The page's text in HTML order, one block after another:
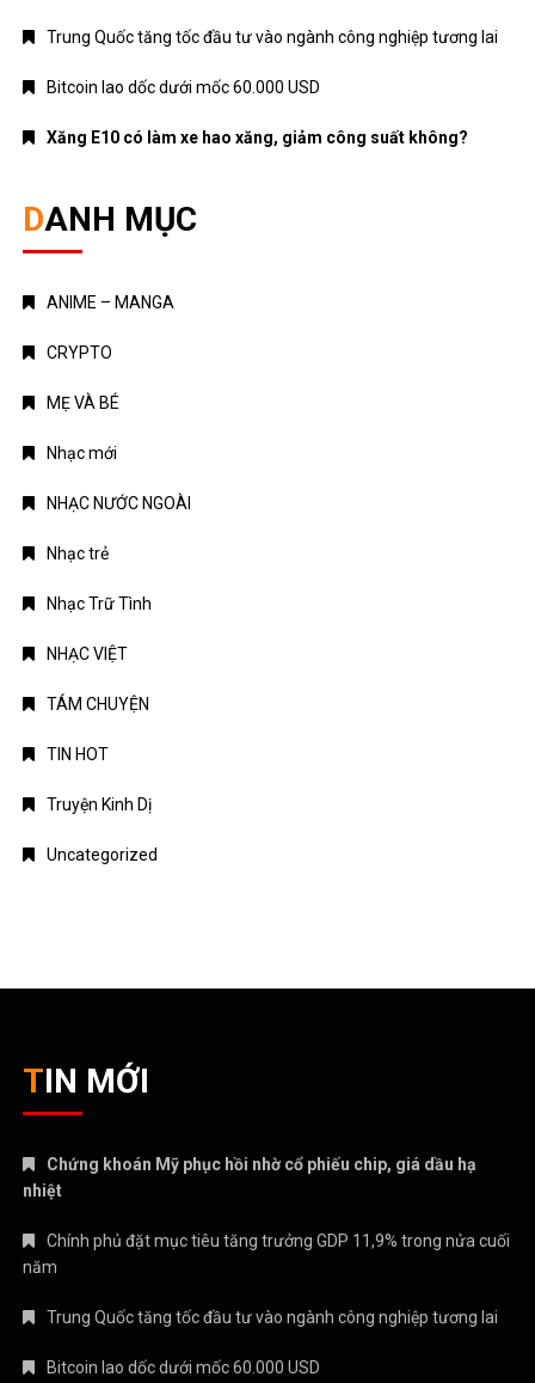
Trung Quốc tăng tốc đầu tư vào ngành công nghiệp tương lai
Bitcoin lao dốc dưới mốc 60.000 USD
Xăng E10 có làm xe hao xăng, giảm công suất không?
DANH MỤC
ANIME – MANGA
CRYPTO
MẸ VÀ BÉ
Nhạc mới
NHẠC NƯỚC NGOÀI
Nhạc trẻ
Nhạc Trữ Tình
NHẠC VIỆT
TÁM CHUYỆN
TIN HOT
Truyện Kinh Dị
Uncategorized
TIN MỚI
Chứng khoán Mỹ phục hồi nhờ cổ phiếu chip, giá dầu hạ
nhiệt
Chính phủ đặt mục tiêu tăng trưởng GDP 11,9% trong nửa cuối
năm
Trung Quốc tăng tốc đầu tư vào ngành công nghiệp tương lai
Bitcoin lao dốc dưới mốc 60.000 USD